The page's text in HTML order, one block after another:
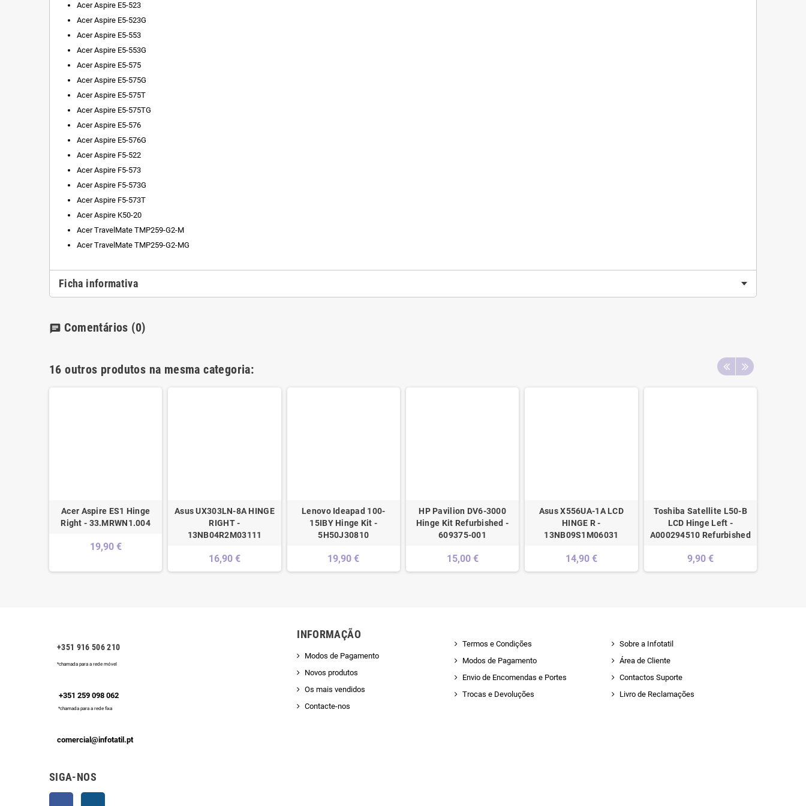
Acer Aspire E5-523
Acer Aspire E5-523G
Acer Aspire E5-553
Acer Aspire E5-553G
Acer Aspire E5-575
Acer Aspire E5-575G
Acer Aspire E5-575T
Acer Aspire E5-575TG
Acer Aspire E5-576
Acer Aspire E5-576G
Acer Aspire F5-522
Acer Aspire F5-573
Acer Aspire F5-573G
Acer Aspire F5-573T
Acer Aspire K50-20
Acer TravelMate TMP259-G2-M
Acer TravelMate TMP259-G2-MG
Ficha informativa
chat Comentários (0)
16 outros produtos na mesma categoria:
Acer Aspire ES1 Hinge
Right - 33.MRWN1.004
19,90 €
Asus UX303LN-8A HINGE
RIGHT -
13NB04R2M03111
16,90 €
Lenovo Ideapad 100-
15IBY Hinge Kit -
5H50J30810
19,90 €
HP Pavilion DV6-3000
Hinge Kit Refurbished -
609375-001
15,00 €
Asus X556UA-1A LCD
HINGE R -
13NB09S1M06031
14,90 €
Toshiba Satellite L50-B
LCD Hinge Left -
A000294510 Refurbished
9,90 €
+351 916 506 210
*chamada para a rede móvel
+351 259 098 062
*chamada para a rede fixa
comercial@infotatil.pt
SIGA-NOS
INFORMAÇÃO
Modos de Pagamento
Novos produtos
Os mais vendidos
Contacte-nos
Termos e Condições
Modos de Pagamento
Envio de Encomendas e Portes
Trocas e Devoluções
Sobre a Infotatil
Área de Cliente
Contactos Suporte
Livro de Reclamações